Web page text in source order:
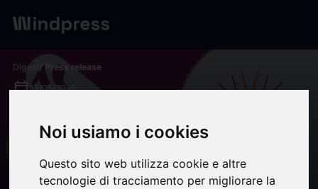
Noi usiamo i cookies
Questo sito web utilizza cookie e altre
tecnologie di tracciamento per migliorare la
Digest / Press release
calendar_today13/05/2026
Projet européen MindED :
IUT Bordeaux Montaigne